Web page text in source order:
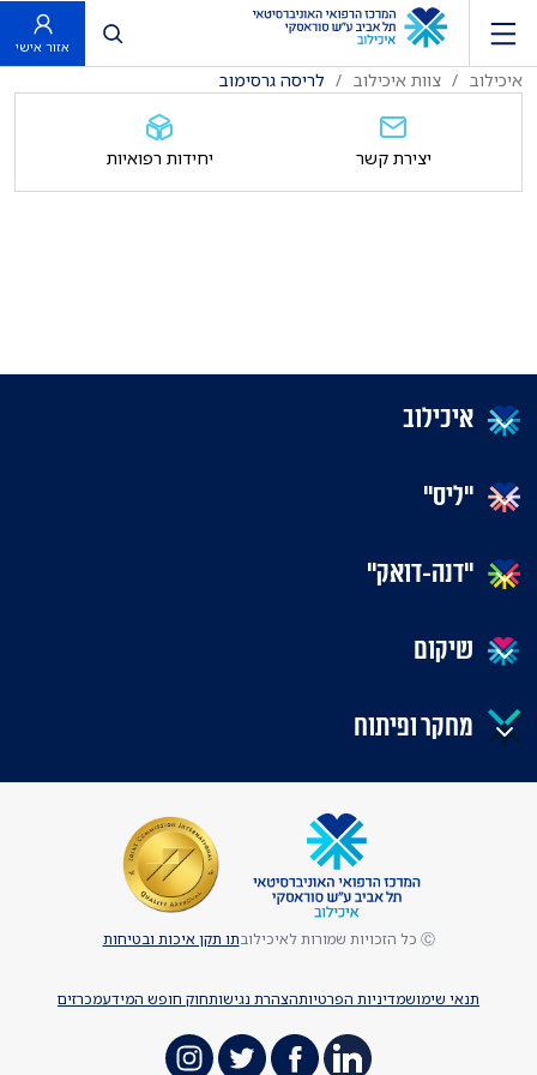
פתח חיפוש
אזור אישי
איכילוב צוות איכילוב לריסה גרסימוב
יצירת קשר יחידות רפואיות
איכילוב
"ליס"
"דנה-דואק"
שיקום
מחקר ופיתוח
תנאי שימושמדיניות הפרטיותהצהרת נגישותחוק חופש המידעמכרזים
Ⓒ כל הזכויות שמורות לאיכילוב תו תקן איכות ובטיחות